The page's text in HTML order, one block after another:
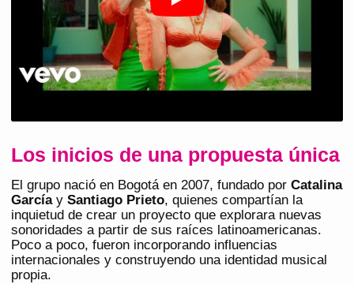
Los inicios de una propuesta única
El grupo nació en Bogotá en 2007, fundado por Catalina
Garcíay Santiago Prieto, quienes compartían la
inquietud de crear un proyecto que explorara nuevas
sonoridades a partir de sus raíces latinoamericanas.
Poco a poco, fueron incorporando influencias
internacionales y construyendo una identidad musical
propia.